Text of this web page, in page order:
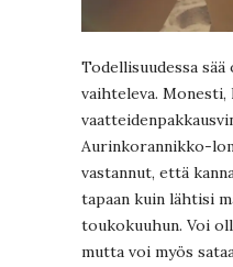
Todellisuudessa
vaihteleva. Monesti,
Aurinkorannikko-
vastannut, että
tapaan kuin lähtisi
toukokuuhun. Voi
mutta voi myös